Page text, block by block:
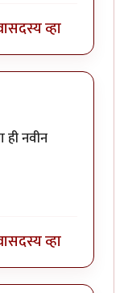
सदस्य व्हा
नवीन
सदस्य व्हा